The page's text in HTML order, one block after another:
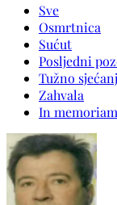
Sve
Osmrtnica
Sućut
Posljedni
Tužno
Zahvala
In memoriam